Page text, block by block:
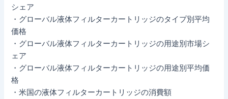
シェア
・グローバル液体フィルターカートリッジのタイプ別平均
価格
・グローバル液体フィルターカートリッジの用途別市場シ
ェア
・グローバル液体フィルターカートリッジの用途別平均価
格
・米国の液体フィルターカートリッジの消費額